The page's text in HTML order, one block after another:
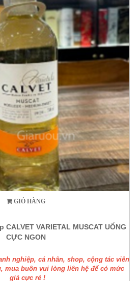
GIỎ HÀNG
VARIETAL MUSCAT UỐNG
CỰC NGON
nghiệp, cá nhân, shop, cộng tác viên
mua buôn vui lòng liên hệ để có mức
giá cực rẻ !